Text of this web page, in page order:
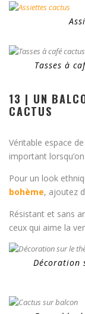
Tasses à
13 | UN
CACTUS
Véritable espace
important
Pour un look
bohème, ajoutez
Résistant et sans
ceux qui aime la
Décoration